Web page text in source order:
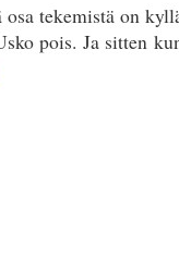
osa tekemistä on
pois. Ja sitten